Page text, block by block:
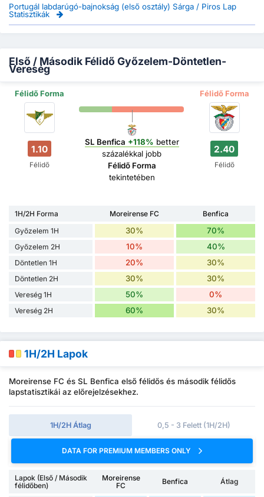
Portugál labdarúgó-bajnokság (első osztály) Sárga / Piros Lap
Statisztikák
Első / Második Félidő Győzelem-Döntetlen-
Vereség
Félidő Forma Félidő Forma
1.10
Félidő
SL Benfica +118% better
százalékkal jobb
Félidő Forma
tekintetében
2.40
Félidő
1H/2H Forma Moreirense FC
Benfica
Győzelem 1H
30% 70%
Győzelem 2H 10% 40%
Döntetlen 1H 20% 30%
Döntetlen 2H 30% 30%
Vereség 1H 50% 0%
Vereség 2H 60% 30%
1H/2H Lapok
Moreirense FC és SL Benfica első félidős és második félidős
lapstatisztikái az előrejelzésekhez.
1H/2H Átlag 0,5 - 3 Felett (1H/2H)
DATA FOR PREMIUM MEMBERS ONLY
Lapok (Első / Második
félidőben)
Moreirense
FC
Benfica Átlag